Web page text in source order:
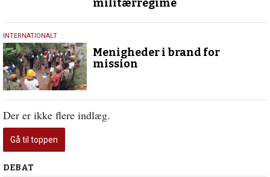
militærregime
7.
juli
2020
INTERNATIONALT
Menigheder i brand for
mission
Der er ikke flere indlæg.
Gå til toppen
Debat
DEBAT